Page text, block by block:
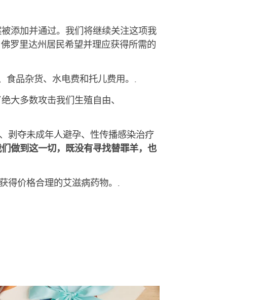
添加并通过。我们将继续关注这项我
罗里达州居民希望并理应获得所需的
食品杂货、水电费和托儿费用。.
大多数攻击我们生殖自由、
剥夺未成年人避孕、性传播感染治疗
做到这一切，既没有寻找替罪羊，也
得价格合理的艾滋病药物。.